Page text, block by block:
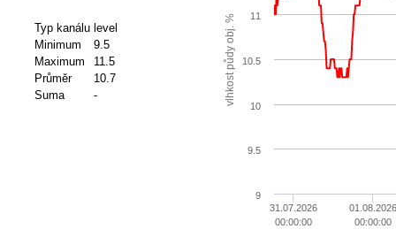
Typ kanálu level
Minimum
9.5
Maximum
11.5
Průměr
10.7
Suma
- vlhkost půdy obj. %
31.07.2026
00:00:00
01.08.2026
00:00:00
9
9.5
10
10.5
11